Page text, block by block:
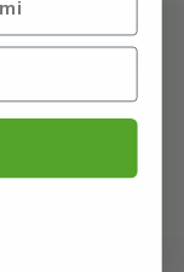
tervislikku ja